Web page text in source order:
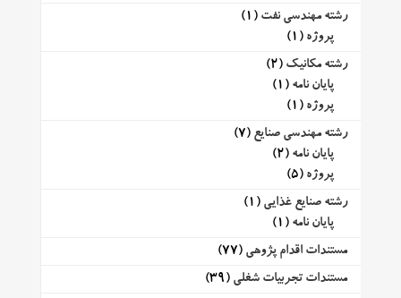
رشته مهندسی نفت (1)
پروژه (1)
رشته مکانیک (2)
پایان نامه (1)
پروژه (1)
رشته مهندسی صنایع (7)
پایان نامه (2)
پروژه (5)
رشته صنایع غذایی (1)
پایان نامه (1)
مستندات اقدام پژوهی (77)
مستندات تجربیات شغلی (39)